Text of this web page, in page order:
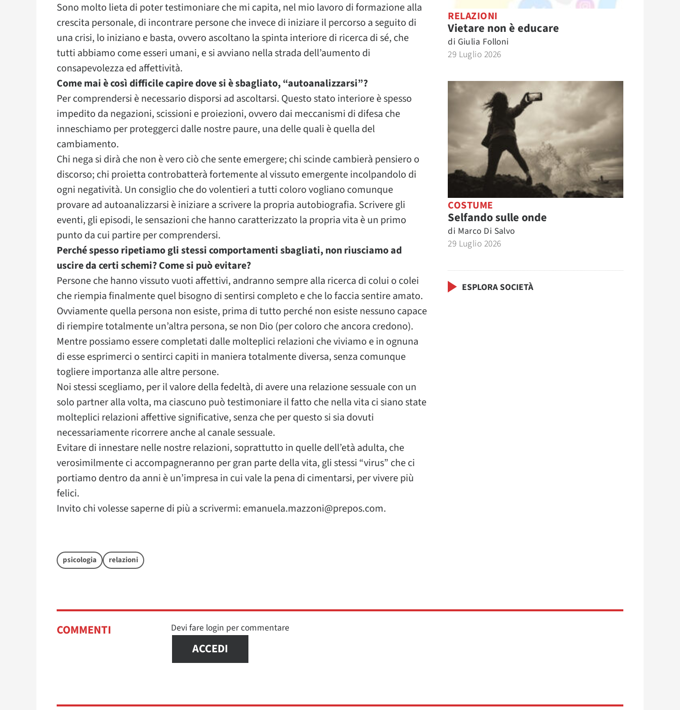
Sono molto lieta di poter testimoniare che mi capita, nel mio lavoro di formazione alla
crescita personale, di incontrare persone che invece di iniziare il percorso a seguito di
una crisi, lo iniziano e basta, ovvero ascoltano la spinta interiore di ricerca di sé, che
tutti abbiamo come esseri umani, e si avviano nella strada dell’aumento di
consapevolezza ed affettività.
Come mai è così difficile capire dove si è sbagliato, “autoanalizzarsi”?
Per comprendersi è necessario disporsi ad ascoltarsi. Questo stato interiore è spesso
impedito da negazioni, scissioni e proiezioni, ovvero dai meccanismi di difesa che
inneschiamo per proteggerci dalle nostre paure, una delle quali è quella del
cambiamento.
Chi nega si dirà che non è vero ciò che sente emergere; chi scinde cambierà pensiero o
discorso; chi proietta controbatterà fortemente al vissuto emergente incolpandolo di
ogni negatività. Un consiglio che do volentieri a tutti coloro vogliano comunque
provare ad autoanalizzarsi è iniziare a scrivere la propria autobiografia. Scrivere gli
eventi, gli episodi, le sensazioni che hanno caratterizzato la propria vita è un primo
punto da cui partire per comprendersi.
Perché spesso ripetiamo gli stessi comportamenti sbagliati, non riusciamo ad
uscire da certi schemi? Come si può evitare?
Persone che hanno vissuto vuoti affettivi, andranno sempre alla ricerca di colui o colei
che riempia finalmente quel bisogno di sentirsi completo e che lo faccia sentire amato.
Ovviamente quella persona non esiste, prima di tutto perché non esiste nessuno capace
di riempire totalmente un’altra persona, se non Dio (per coloro che ancora credono).
Mentre possiamo essere completati dalle molteplici relazioni che viviamo e in ognuna
di esse esprimerci o sentirci capiti in maniera totalmente diversa, senza comunque
togliere importanza alle altre persone.
Noi stessi scegliamo, per il valore della fedeltà, di avere una relazione sessuale con un
solo partner alla volta, ma ciascuno può testimoniare il fatto che nella vita ci siano state
molteplici relazioni affettive significative, senza che per questo si sia dovuti
necessariamente ricorrere anche al canale sessuale.
Evitare di innestare nelle nostre relazioni, soprattutto in quelle dell’età adulta, che
verosimilmente ci accompagneranno per gran parte della vita, gli stessi “virus” che ci
portiamo dentro da anni è un’impresa in cui vale la pena di cimentarsi, per vivere più
felici.
Invito chi volesse saperne di più a scrivermi: emanuela.mazzoni@prepos.com.
psicologia relazioni
RELAZIONI
Vietare non è educare
di Giulia Folloni
29 Luglio 2026
COSTUME
Selfando sulle onde
di Marco Di Salvo
29 Luglio 2026
ESPLORA SOCIETÀ
COMMENTI Devi fare login per commentare
ACCEDI